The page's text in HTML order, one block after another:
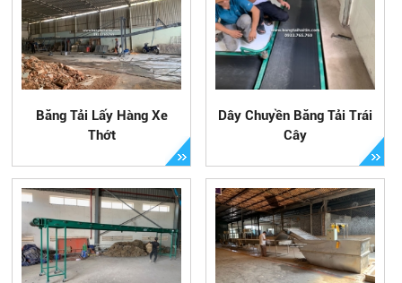
Băng Tải Lấy Hàng Xe
Thớt
Dây Chuyền Băng Tải Trái
Cây